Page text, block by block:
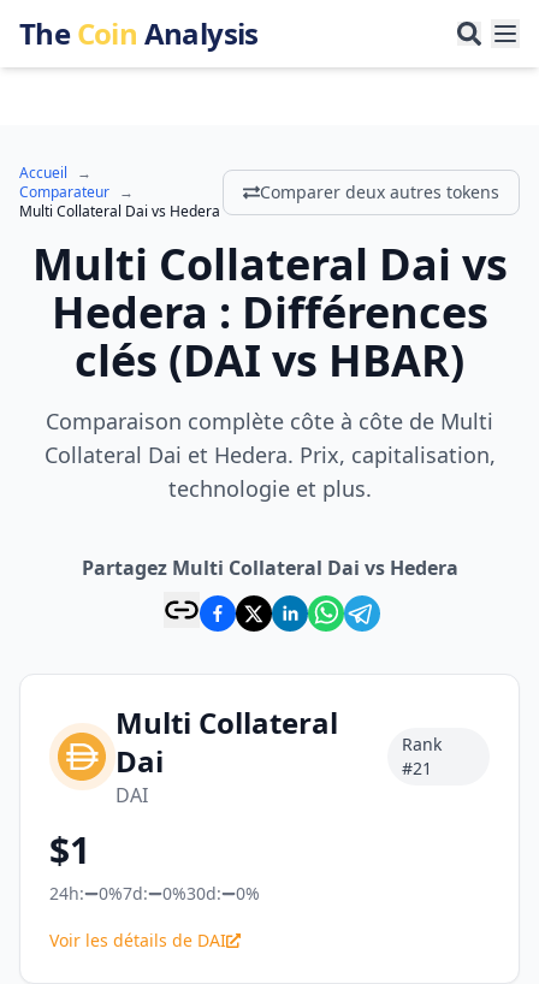
TheCoin Analysis
Accueil
→
Comparateur →
Multi Collateral Dai vs Hedera
Comparer deux autres tokens
Multi Collateral Dai vs
Hedera : Différences
clés (DAI vs HBAR)
Comparaison complète côte à côte de Multi
Collateral Dai et Hedera. Prix, capitalisation,
technologie et plus.
Partagez Multi Collateral Dai vs Hedera
Multi Collateral
Dai
DAI
Rank
#21
$1
24h: 0%7d: 0%30d: 0%
Voir les détails de DAI